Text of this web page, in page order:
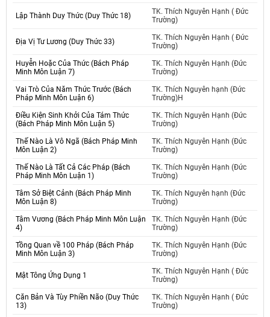
Lập Thành Duy Thức (Duy Thức 18)
TK. Thích Nguyên Hạnh ( Đức
Trường)
Địa Vị Tư Lương (Duy Thức 33)
TK. Thích Nguyên Hạnh ( Đức
Trường)
Huyễn Hoặc Của Thức (Bách Pháp
Minh Môn Luận 7)
TK. Thích Nguyên Hạnh (Đức
Trường)
Vai Trò Của Năm Thức Trước (Bách
Pháp Minh Môn Luận 6)
TK. Thích Nguyên hạnh (Đức
Trường)H
Điều Kiện Sinh Khởi Của Tám Thức
(Bách Pháp Minh Môn Luận 5)
TK. Thích Nguyên Hạnh (Đức
Trường)
Thế Nào Là Vô Ngã (Bách Pháp Minh
Môn Luận 2)
TK. Thích Nguyên Hạnh (Đức
Trường)
Thế Nào Là Tất Cả Các Pháp (Bách
Pháp Minh Môn Luận 1)
TK. Thích Nguyên Hạnh (Đức
Trường)
Tâm Sở Biệt Cảnh (Bách Pháp Minh
Môn Luận 8)
TK. Thích Nguyên hạnh (Đức
Trường)
Tâm Vương (Bách Pháp Minh Môn Luận
4)
TK. Thích Nguyên Hạnh (Đức
Trường)
Tồng Quan về 100 Pháp (Bách Pháp
Minh Môn Luận 3)
TK. Thích Nguyên Hạnh (Đức
Trường)
Mật Tông Ứng Dụng 1
TK. Thích Nguyên Hạnh ( Đức
Trường)
Căn Bản Và Tùy Phiền Não (Duy Thức
13)
TK. Thích Nguyên Hạnh ( Đức
Trường)